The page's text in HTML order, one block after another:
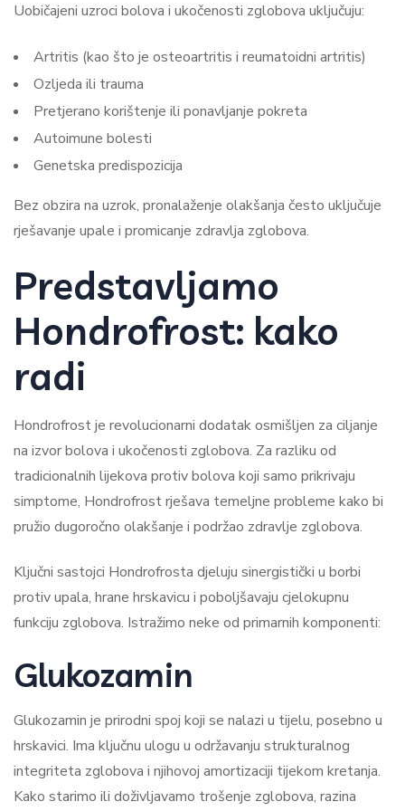
Uobičajeni uzroci bolova i ukočenosti zglobova uključuju:
Artritis (kao što je osteoartritis i reumatoidni artritis)
Ozljeda ili trauma
Pretjerano korištenje ili ponavljanje pokreta
Autoimune bolesti
Genetska predispozicija
Bez obzira na uzrok, pronalaženje olakšanja često uključuje
rješavanje upale i promicanje zdravlja zglobova.
Predstavljamo
Hondrofrost: kako
radi
Hondrofrost je revolucionarni dodatak osmišljen za ciljanje
na izvor bolova i ukočenosti zglobova. Za razliku od
tradicionalnih lijekova protiv bolova koji samo prikrivaju
simptome, Hondrofrost rješava temeljne probleme kako bi
pružio dugoročno olakšanje i podržao zdravlje zglobova.
Ključni sastojci Hondrofrosta djeluju sinergistički u borbi
protiv upala, hrane hrskavicu i poboljšavaju cjelokupnu
funkciju zglobova. Istražimo neke od primarnih komponenti:
Glukozamin
Glukozamin je prirodni spoj koji se nalazi u tijelu, posebno u
hrskavici. Ima ključnu ulogu u održavanju strukturalnog
integriteta zglobova i njihovoj amortizaciji tijekom kretanja.
Kako starimo ili doživljavamo trošenje zglobova, razina